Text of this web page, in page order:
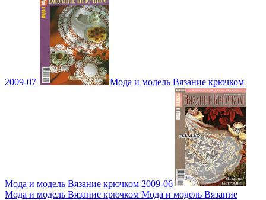
2009-07 Мода и модель Вязание крючком
Мода и модель Вязание крючком 2009-06
Мода и модель Вязание крючком Мода и модель Вязание